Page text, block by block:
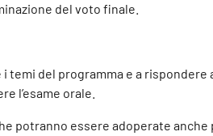
del voto finale.
del programma e a
l’esame orale.
potranno essere adoperate